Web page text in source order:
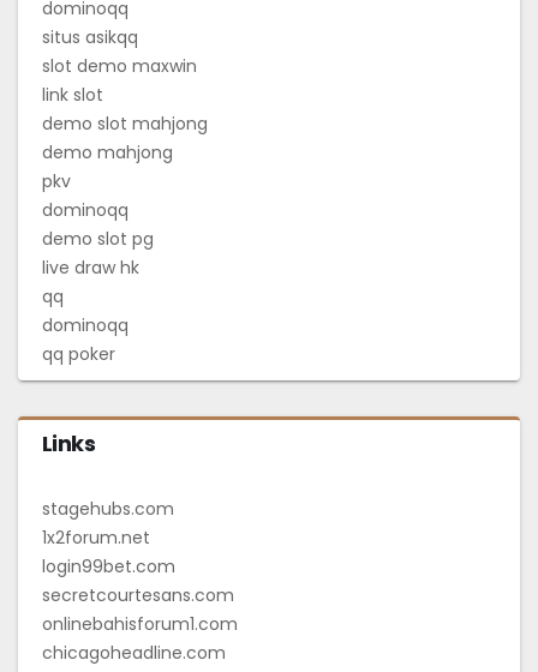
dominoqq
situs asikqq
slot demo maxwin
link slot
demo slot mahjong
demo mahjong
pkv
dominoqq
demo slot pg
live draw hk
qq
dominoqq
qq poker
Links
stagehubs.com
1x2forum.net
login99bet.com
secretcourtesans.com
onlinebahisforum1.com
chicagoheadline.com